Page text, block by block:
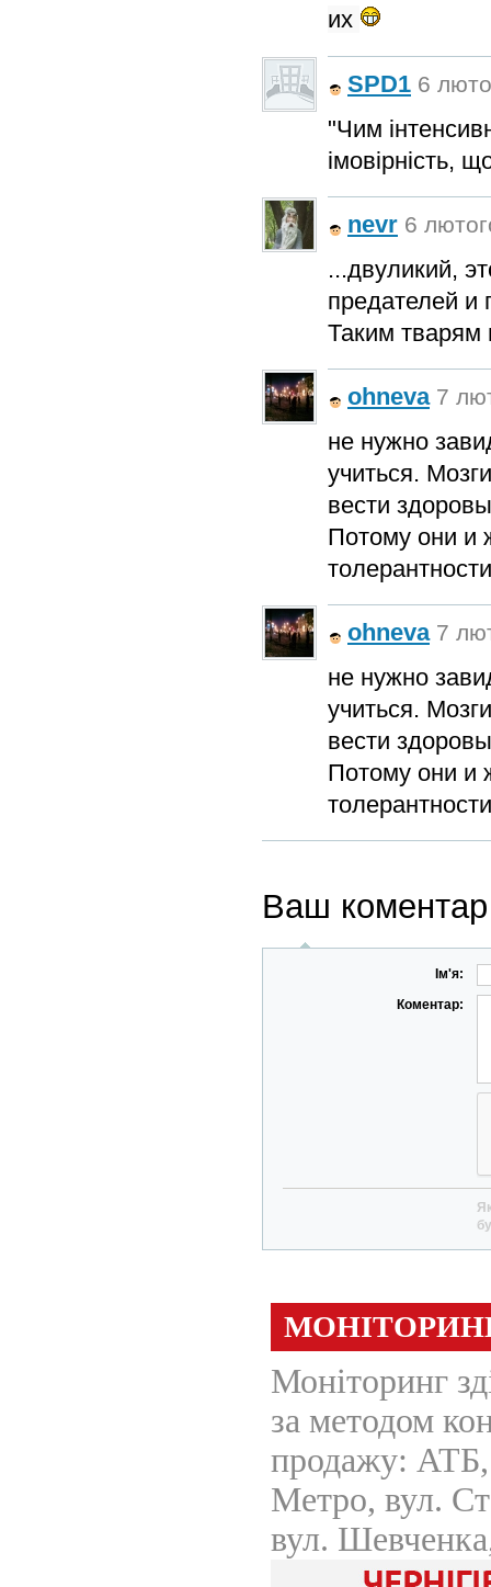
их
SPD1 6
"Чим
імовірність,
nevr 6
...двуликий,
предателей и
Таким тварям
ohneva 7
не нужно
учиться.
вести
Потому они и
ohneva 7
не нужно
учиться.
вести
Потому они и
Ваш коментар
Ім'я:
Коментар: